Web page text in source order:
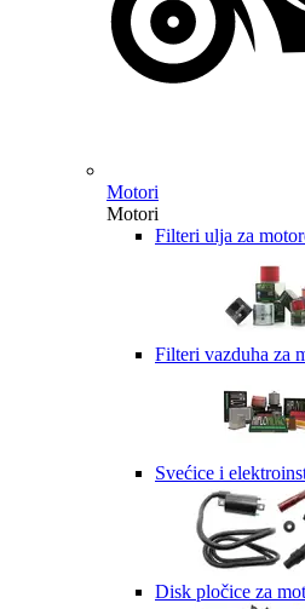
Motori
Motori
Filteri ulja za
Filteri vazduha za
Svećice i
Disk pločice za